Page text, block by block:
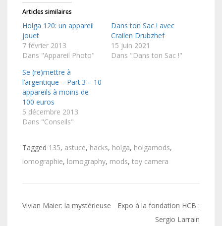
Articles similaires
Holga 120: un appareil
jouet
7 février 2013
Dans "Appareil Photo"
Dans ton Sac ! avec
Crailen Drubzhef
15 juin 2021
Dans "Dans ton Sac !"
Se (re)mettre à
l’argentique – Part.3 – 10
appareils à moins de
100 euros
5 décembre 2013
Dans "Conseils"
Tagged 135, astuce, hacks, holga, holgamods,
lomographie, lomography, mods, toy camera
Navigation
Vivian Maier: la mystérieuse
Expo à la fondation HCB :
Sergio Larrain